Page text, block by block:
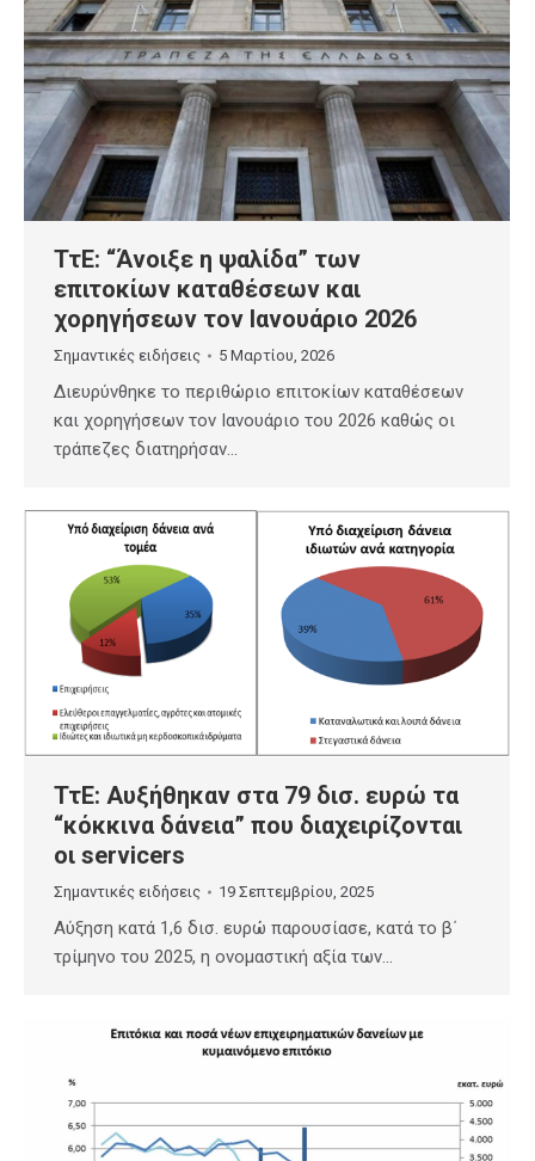
ΤτΕ: “Άνοιξε η ψαλίδα” των
επιτοκίων καταθέσεων και
χορηγήσεων τον Ιανουάριο 2026
Σημαντικές ειδήσεις 5 Μαρτίου, 2026
Διευρύνθηκε το περιθώριο επιτοκίων καταθέσεων
και χορηγήσεων τον Ιανουάριο του 2026 καθώς οι
τράπεζες διατηρήσαν…
ΤτΕ: Αυξήθηκαν στα 79 δισ. ευρώ τα
“κόκκινα δάνεια” που διαχειρίζονται
οι servicers
Σημαντικές ειδήσεις 19 Σεπτεμβρίου, 2025
Αύξηση κατά 1,6 δισ. ευρώ παρουσίασε, κατά το β΄
τρίμηνο του 2025, η ονομαστική αξία των…